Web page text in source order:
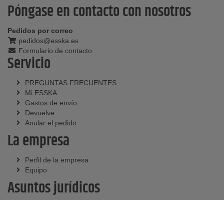
Póngase en contacto con nosotros
Pedidos por correo
pedidos@esska.es
Formulario de contacto
Servicio
PREGUNTAS FRECUENTES
Mi ESSKA
Gastos de envío
Devuelve
Anular el pedido
La empresa
Perfil de la empresa
Equipo
Asuntos jurídicos